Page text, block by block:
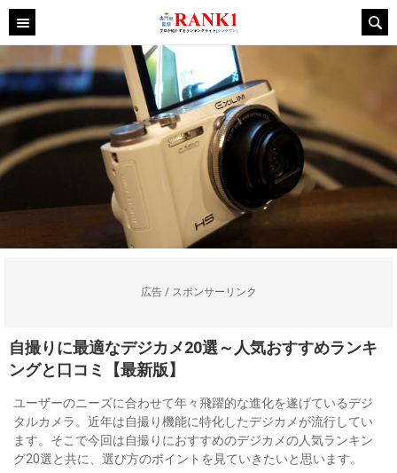
広告 / スポンサーリンク
自撮りに最適なデジカメ20選～人気おすすめランキ
ングと口コミ【最新版】
ユーザーのニーズに合わせて年々飛躍的な進化を遂げているデジ
タルカメラ。近年は自撮り機能に特化したデジカメが流行してい
ます。そこで今回は自撮りにおすすめのデジカメの人気ランキン
グ20選と共に、選び方のポイントを見ていきたいと思います。